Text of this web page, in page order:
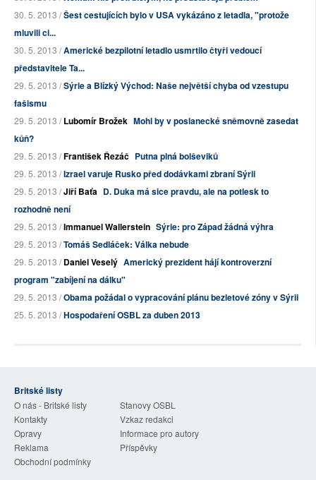
30. 5. 2013 /Šest cestujících bylo v USA vykázáno z letadla, "protože
mluvili ci...
30. 5. 2013 /Americké bezpilotní letadlo usmrtilo čtyři vedoucí
představitele Ta...
29. 5. 2013 /Sýrie a Blízký Východ: Naše největší chyba od vzestupu
fašismu
29. 5. 2013 /Lubomír Brožek Mohl by v poslanecké sněmovně zasedat
kůň?
29. 5. 2013 /František Řezáč Putna plná bolševiků
29. 5. 2013 /Izrael varuje Rusko před dodávkami zbraní Sýrii
29. 5. 2013 /Jiří Baťa D. Duka má sice pravdu, ale na potlesk to
rozhodně není
29. 5. 2013 /Immanuel Wallerstein Sýrie: pro Západ žádná výhra
29. 5. 2013 /Tomáš Sedláček: Válka nebude
29. 5. 2013 /Daniel Veselý Americký prezident hájí kontroverzní
program "zabíjení na dálku"
29. 5. 2013 /Obama požádal o vypracování plánu bezletové zóny v Sýrii
25. 5. 2013 /Hospodaření OSBL za duben 2013
Britské listy
O nás - Britské listy
Stanovy OSBL
Kontakty
Vzkaz redakci
Opravy
Informace pro autory
Reklama
Příspěvky
Obchodní podmínky